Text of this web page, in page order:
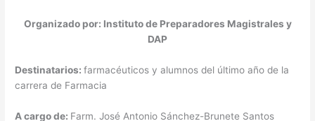
Organizado por: Instituto de Preparadores Magistrales y
DAP
Destinatarios:farmacéuticos y alumnos del último año de la
carrera de Farmacia
A cargo de: Farm. José Antonio Sánchez-Brunete Santos